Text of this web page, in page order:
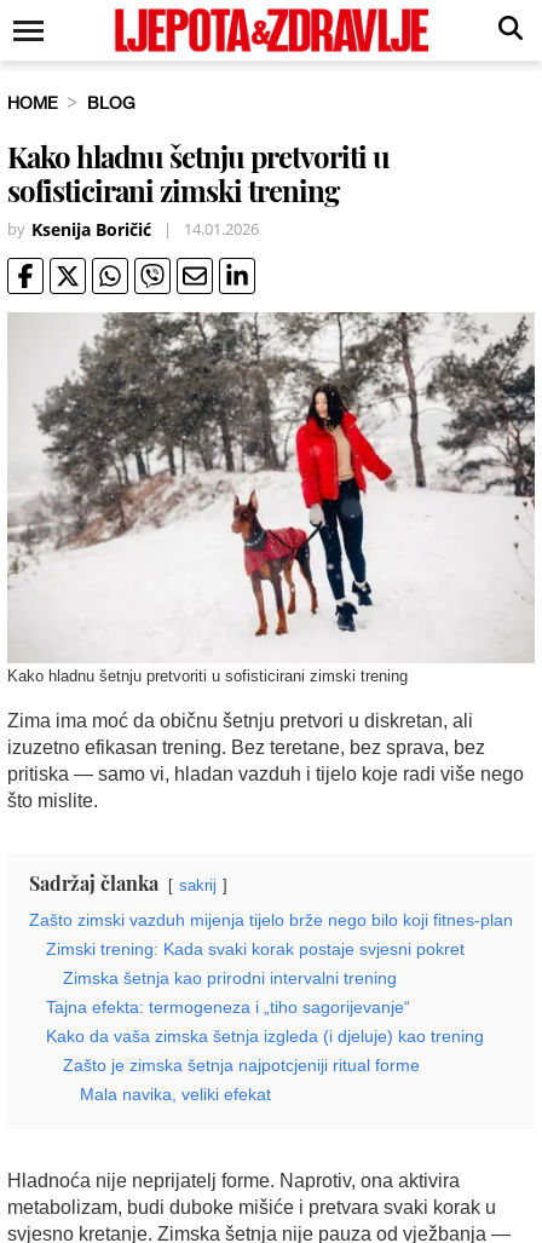
HOME BLOG
Kako hladnu šetnju pretvoriti u
sofisticirani zimski trening
by Ksenija Boričić | 14.01.2026
Kako hladnu šetnju pretvoriti u sofisticirani zimski trening
Zima ima moć da običnu šetnju pretvori u diskretan, ali
izuzetno efikasan trening. Bez teretane, bez sprava, bez
pritiska — samo vi, hladan vazduh i tijelo koje radi više nego
što mislite.
Sadržaj članka sakrij
Zašto zimski vazduh mijenja tijelo brže nego bilo koji fitnes-plan
Zimski trening: Kada svaki korak postaje svjesni pokret
Zimska šetnja kao prirodni intervalni trening
Tajna efekta: termogeneza i „tiho sagorijevanje“
Kako da vaša zimska šetnja izgleda (i djeluje) kao trening
Zašto je zimska šetnja najpotcjeniji ritual forme
Mala navika, veliki efekat
Hladnoća nije neprijatelj forme. Naprotiv, ona aktivira
metabolizam, budi duboke mišiće i pretvara svaki korak u
svjesno kretanje. Zimska šetnja nije pauza od vježbanja —